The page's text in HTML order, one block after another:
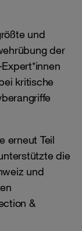
und
der
kritische
erneut Teil
die
und
&